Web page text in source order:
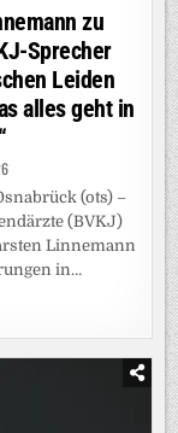
zu
Sprecher
Leiden
alles geht in
(ots) –
(BVKJ)
Linnemann
in…